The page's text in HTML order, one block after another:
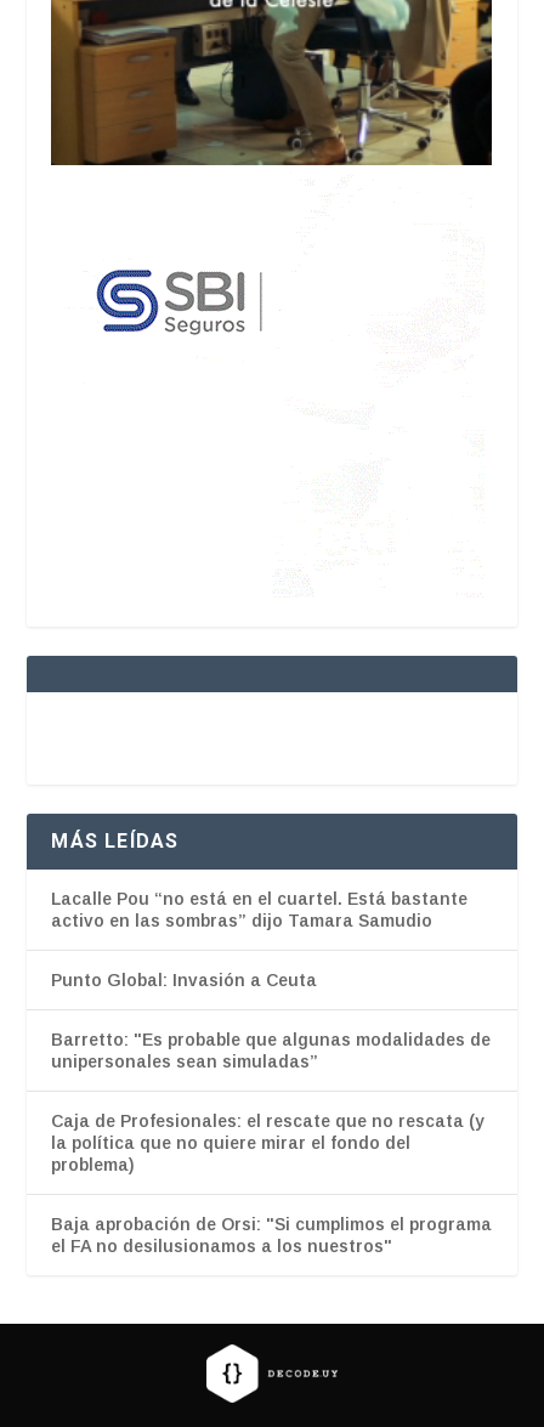
MÁS LEÍDAS
Lacalle Pou “no está en el cuartel. Está bastante
activo en las sombras” dijo Tamara Samudio
Punto Global: Invasión a Ceuta
Barretto: "Es probable que algunas modalidades de
unipersonales sean simuladas”
Caja de Profesionales: el rescate que no rescata (y
la política que no quiere mirar el fondo del
problema)
Baja aprobación de Orsi: "Si cumplimos el programa
el FA no desilusionamos a los nuestros"